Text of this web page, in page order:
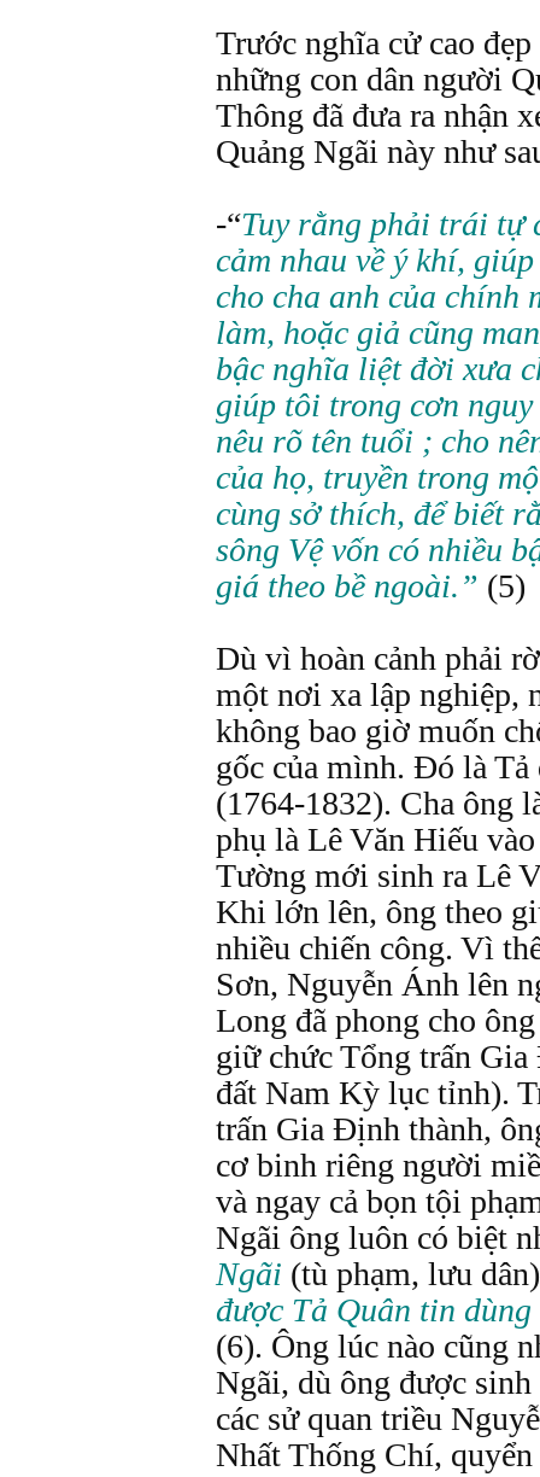
Trước nghĩa cử cao
những con dân người
Thông đã đưa ra nhận
Quảng Ngãi này như
-“Tuy rằng phải trái tự
cảm nhau về ý khí,
cho cha anh của chính
làm, hoặc giả cũng
bậc nghĩa liệt đời xưa
giúp tôi trong cơn
nêu rõ tên tuổi ; cho
của họ, truyền trong
cùng sở thích, để biết
sông Vệ vốn có nhiều
giá theo bề ngoài.” (5)
Dù vì hoàn cảnh phải
một nơi xa lập nghiệp,
không bao giờ muốn
gốc của mình. Đó là
(1764-1832). Cha ông
phụ là Lê Văn Hiếu
Tường mới sinh ra Lê
Khi lớn lên, ông theo
nhiều chiến công. Vì
Sơn, Nguyễn Ánh lên
Long đã phong cho
giữ chức Tổng trấn
đất Nam Kỳ lục tỉnh).
trấn Gia Định thành,
cơ binh riêng người
và ngay cả bọn tội
Ngãi ông luôn có biệt
Ngãi (tù phạm, lưu
được Tả Quân tin
(6). Ông lúc nào cũng
Ngãi, dù ông được
các sử quan triều
Nhất Thống Chí,